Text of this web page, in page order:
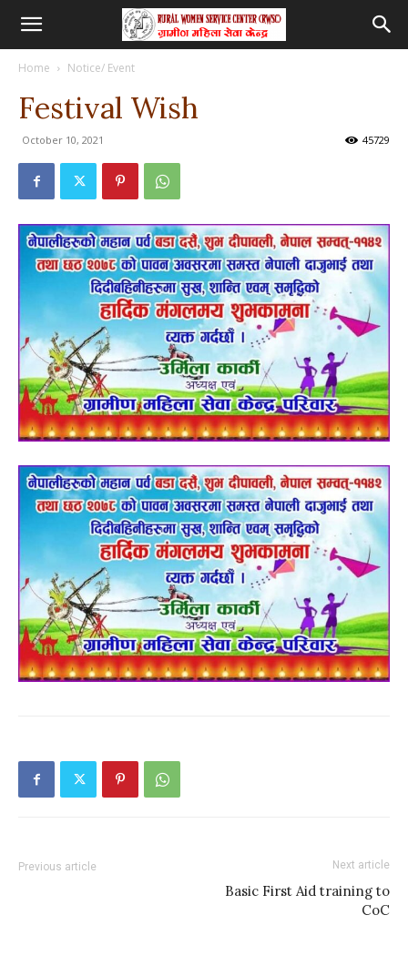
Home Notice/ Event
Festival Wish
October 10, 2021 45729
Previous article Next article
Basic First Aid training to
CoC